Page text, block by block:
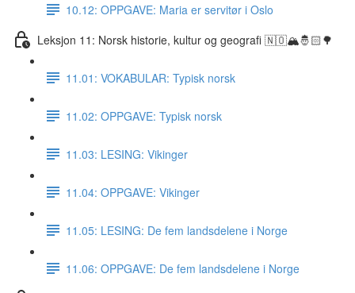
10.12: OPPGAVE: Maria er servitør i Oslo
Leksjon 11: Norsk historie, kultur og geografi 🇳🇴🏔🤴🏻🌳
11.01: VOKABULAR: Typisk norsk
11.02: OPPGAVE: Typisk norsk
11.03: LESING: Vikinger
11.04: OPPGAVE: Vikinger
11.05: LESING: De fem landsdelene i Norge
11.06: OPPGAVE: De fem landsdelene i Norge